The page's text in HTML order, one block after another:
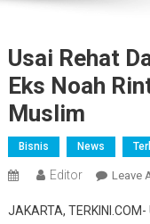
Usai Rehat
Eks Noah
Muslim
Bisnis News
Editor Leave
JAKARTA,